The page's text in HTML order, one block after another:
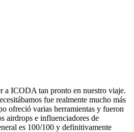
a ICODA tan pronto en nuestro viaje.
fue realmente mucho más
ofreció varias herramientas y fueron
airdrops e influenciadores de
es 100/100 y definitivamente